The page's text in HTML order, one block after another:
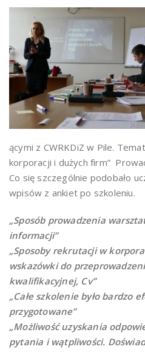
ącymi z CWRKDiZ w Pile.
korporacji i dużych firm”
Co się szczególnie podobało
wpisów z ankiet po szkoleniu.
„Sposób prowadzenia
informacji”
„Sposoby rekrutacji w
wskazówki do
kwalifikacyjnej, Cv”
„Całe szkolenie było bardzo
przygotowane”
„Możliwość uzyskania
pytania i wątpliwości.